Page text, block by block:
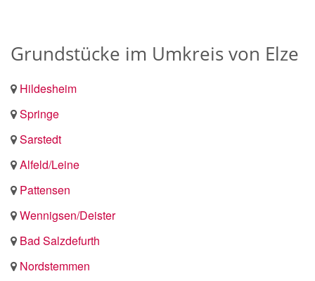
Grundstücke im Umkreis von Elze
Hildesheim
Springe
Sarstedt
Alfeld/Leine
Pattensen
Wennigsen/Deister
Bad Salzdefurth
Nordstemmen